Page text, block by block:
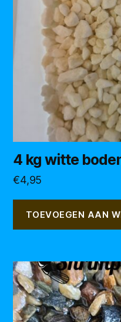
4 kg witte
€4,95
TOEVOEGEN AAN